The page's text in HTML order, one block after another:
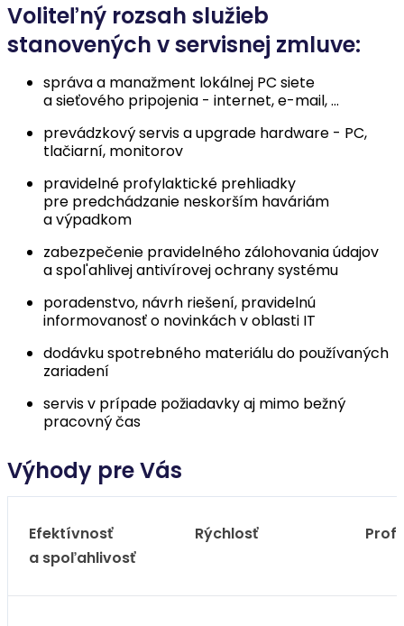
Voliteľný rozsah služieb
stanovených v servisnej zmluve:
správa a manažment lokálnej PC siete
a sieťového pripojenia - internet, e-mail, ...
prevádzkový servis a upgrade hardware - PC,
tlačiarní, monitorov
pravidelné profylaktické prehliadky
pre predchádzanie neskorším haváriám
a výpadkom
zabezpečenie pravidelného zálohovania údajov
a spol'ahlivej antivírovej ochrany systému
poradenstvo, návrh riešení, pravidelnú
informovanosť o novinkách v oblasti IT
dodávku spotrebného materiálu do používaných
zariadení
servis v prípade požiadavky aj mimo bežný
pracovný čas
Výhody pre Vás
Efektívnosť
a spoľahlivosť
Rýchlosť